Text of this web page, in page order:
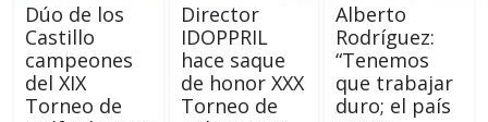
Dúo de los
Castillo
campeones
del XIX
Torneo de
Director
IDOPPRIL
hace saque
de honor XXX
Torneo de
Alberto
Rodríguez:
“Tenemos
que trabajar
duro; el país